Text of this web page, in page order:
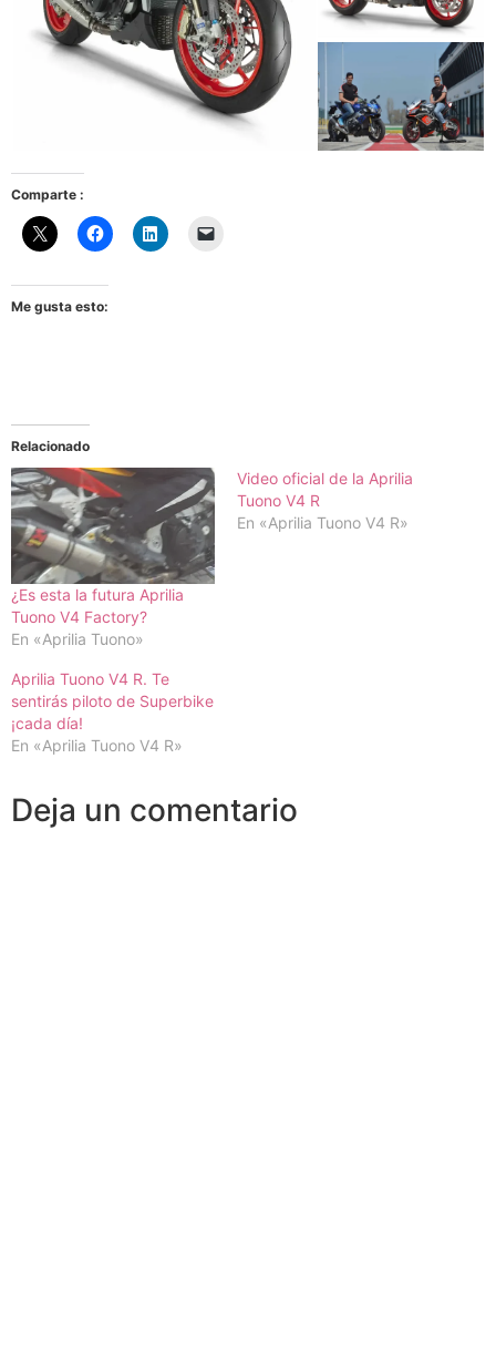
Comparte :
Me gusta esto:
Relacionado
¿Es esta la futura Aprilia
Tuono V4 Factory?
En «Aprilia Tuono»
Video oficial de la Aprilia
Tuono V4 R
En «Aprilia Tuono V4 R»
Aprilia Tuono V4 R. Te
sentirás piloto de Superbike
¡cada día!
En «Aprilia Tuono V4 R»
Deja un comentario